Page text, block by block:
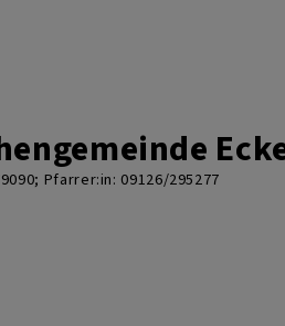
Pfarrer:in: 09126/295277